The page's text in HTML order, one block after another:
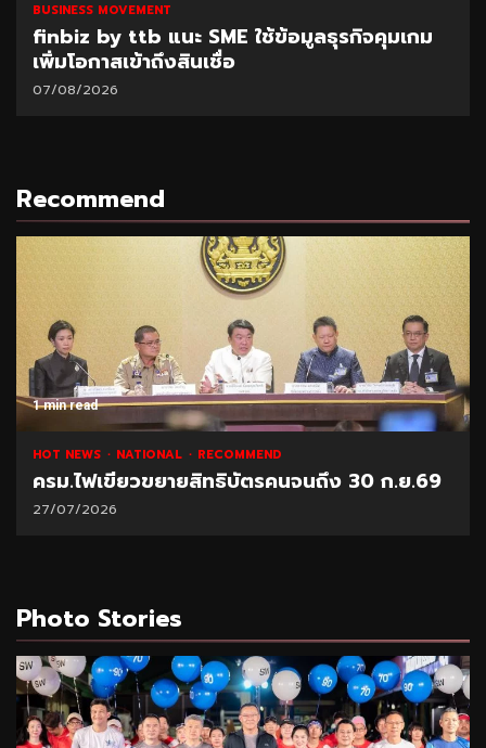
BUSINESS MOVEMENT
finbiz by ttb แนะ SME ใช้ข้อมูลธุรกิจคุมเกม
เพิ่มโอกาสเข้าถึงสินเชื่อ
07/08/2026
Recommend
1 min read
HOT NEWS NATIONAL RECOMMEND
ครม.ไฟเขียวขยายสิทธิบัตรคนจนถึง 30 ก.ย.69
27/07/2026
Photo Stories